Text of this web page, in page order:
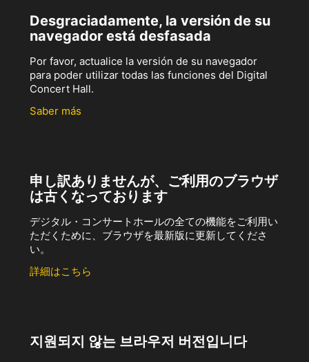
Desgraciadamente, la versión de su
navegador está desfasada
Por favor, actualice la versión de su navegador
para poder utilizar todas las funciones del Digital
Concert Hall.
Saber más
申し訳ありませんが、ご利用のブラウザ
は古くなっております
デジタル・コンサートホールの全ての機能をご利用い
ただくために、ブラウザを最新版に更新してくださ
い。
詳細はこちら
지원되지 않는 브라우저 버전입니다